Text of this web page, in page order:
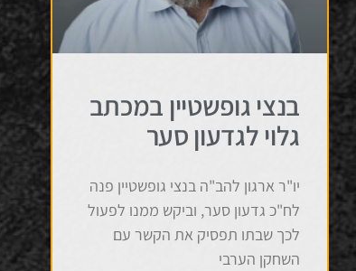
בנצי גופשטיין במכתב
גלוי לגדעון סער
יו"ר ארגון להב"ה בנצי גופשטיין פנה
לח"כ גדעון סער, וביקש ממנו לפעול
לכך שבתו תפסיק את הקשר עם
השחקן הערבי